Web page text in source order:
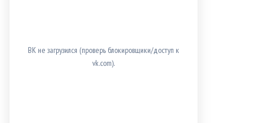
ВК не загрузился (проверь блокировщики/доступ к
vk.com).